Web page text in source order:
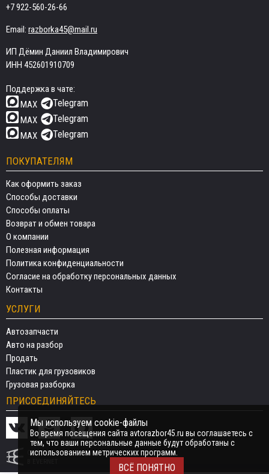
+7 922-560-26-66
Email: razborka45@mail.ru
ИП Дёмин Даниил Владимирович
ИНН 452601910709
Поддержка в чате:
MAX
Telegram
MAX Telegram
MAX Telegram
ПОКУПАТЕЛЯМ
Как оформить заказ
Способы доставки
Способы оплаты
Возврат и обмен товара
О компании
Полезная информация
Политика конфиденциальности
Согласие на обработку персональных данных
Контакты
УСЛУГИ
Автозапчасти
Авто на разбор
Продать
Пластик для грузовиков
Грузовая разборка
ПРИСОЕДИНЯЙТЕСЬ
СДЕЛАНО
Мы используем cookie-файлы
Во время посещения сайта avtorazbor45.ru вы соглашаетесь с
тем, что ваши персональные данные будут обработаны с
использованием метрических программ.
ВСЁ ПОНЯТНО